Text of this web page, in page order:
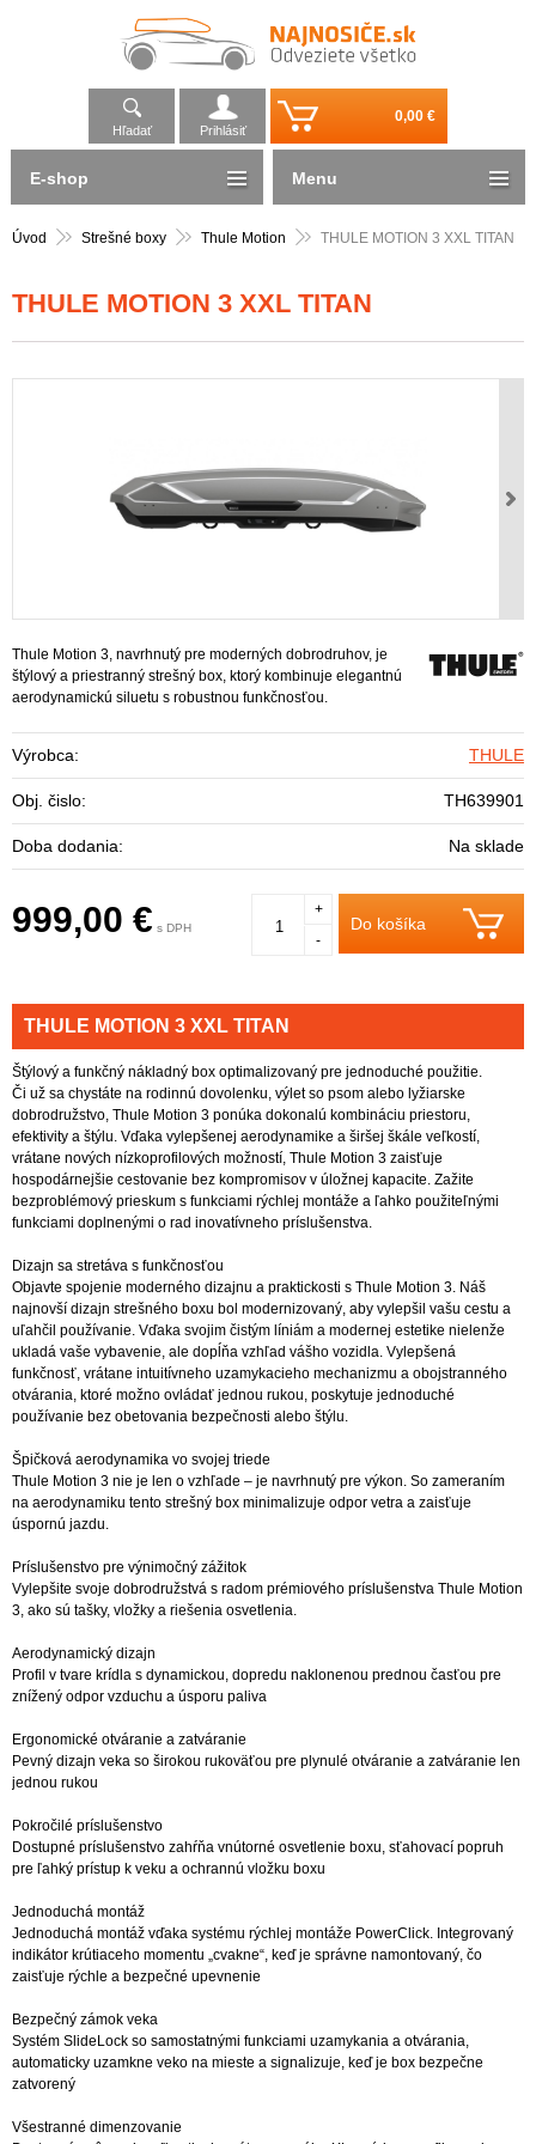
Hľadať Prihlásiť
0,00 €
Úvod Strešné boxy Thule Motion THULE MOTION 3 XXL TITAN
THULE MOTION 3 XXL TITAN
Thule Motion 3, navrhnutý pre moderných dobrodruhov, je
štýlový a priestranný strešný box, ktorý kombinuje elegantnú
aerodynamickú siluetu s robustnou funkčnosťou.
Výrobca: THULE
Obj. čislo: TH639901
Doba dodania: Na sklade
999,00 € s DPH Do košíka
+
-
THULE MOTION 3 XXL TITAN
Štýlový a funkčný nákladný box optimalizovaný pre jednoduché použitie.
Či už sa chystáte na rodinnú dovolenku, výlet so psom alebo lyžiarske
dobrodružstvo, Thule Motion 3 ponúka dokonalú kombináciu priestoru,
efektivity a štýlu. Vďaka vylepšenej aerodynamike a širšej škále veľkostí,
vrátane nových nízkoprofilových možností, Thule Motion 3 zaisťuje
hospodárnejšie cestovanie bez kompromisov v úložnej kapacite. Zažite
bezproblémový prieskum s funkciami rýchlej montáže a ľahko použiteľnými
funkciami doplnenými o rad inovatívneho príslušenstva.
Dizajn sa stretáva s funkčnosťou
Objavte spojenie moderného dizajnu a praktickosti s Thule Motion 3. Náš
najnovší dizajn strešného boxu bol modernizovaný, aby vylepšil vašu cestu a
uľahčil používanie. Vďaka svojim čistým líniám a modernej estetike nielenže
ukladá vaše vybavenie, ale dopĺňa vzhľad vášho vozidla. Vylepšená
funkčnosť, vrátane intuitívneho uzamykacieho mechanizmu a obojstranného
otvárania, ktoré možno ovládať jednou rukou, poskytuje jednoduché
používanie bez obetovania bezpečnosti alebo štýlu.
Špičková aerodynamika vo svojej triede
Thule Motion 3 nie je len o vzhľade – je navrhnutý pre výkon. So zameraním
na aerodynamiku tento strešný box minimalizuje odpor vetra a zaisťuje
úspornú jazdu.
Príslušenstvo pre výnimočný zážitok
Vylepšite svoje dobrodružstvá s radom prémiového príslušenstva Thule Motion
3, ako sú tašky, vložky a riešenia osvetlenia.
Aerodynamický dizajn
Profil v tvare krídla s dynamickou, dopredu naklonenou prednou časťou pre
znížený odpor vzduchu a úsporu paliva
Ergonomické otváranie a zatváranie
Pevný dizajn veka so širokou rukoväťou pre plynulé otváranie a zatváranie len
jednou rukou
Pokročilé príslušenstvo
Dostupné príslušenstvo zahŕňa vnútorné osvetlenie boxu, sťahovací popruh
pre ľahký prístup k veku a ochrannú vložku boxu
Jednoduchá montáž
Jednoduchá montáž vďaka systému rýchlej montáže PowerClick. Integrovaný
indikátor krútiaceho momentu „cvakne“, keď je správne namontovaný, čo
zaisťuje rýchle a bezpečné upevnenie
Bezpečný zámok veka
Systém SlideLock so samostatnými funkciami uzamykania a otvárania,
automaticky uzamkne veko na mieste a signalizuje, keď je box bezpečne
zatvorený
Všestranné dimenzovanie
E-shop Menu